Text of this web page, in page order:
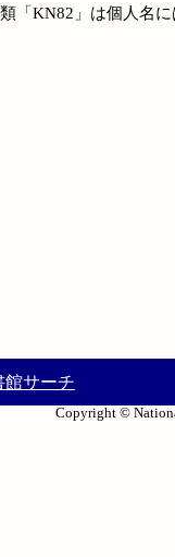
「KN82」は個人名
館サーチ
Copyright ©